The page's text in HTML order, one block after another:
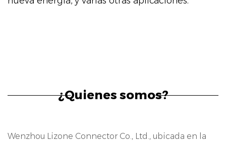
de control modernos:¿Quienes somos?
Wenzhou Lizone Connector Co., Ltd., ubicada en la